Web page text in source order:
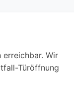
erreichbar. Wir
Türöffnung